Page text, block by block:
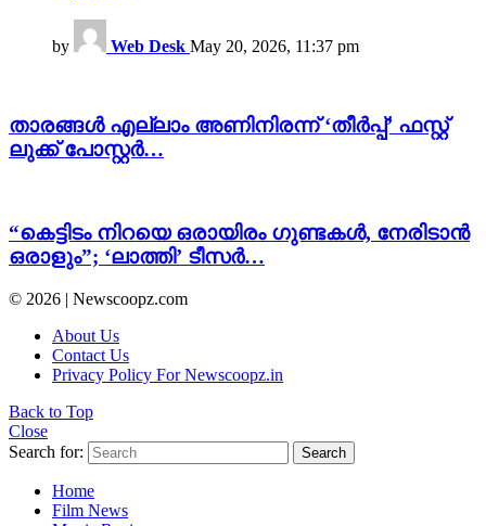
by Web Desk May 20, 2026, 11:37 pm
താരങ്ങൾ എല്ലാം അണിനിരന്ന് ‘തീർപ്പ്’ ഫസ്റ്റ്
ലുക്ക് പോസ്റ്റർ…
“കെട്ടിടം നിറയെ ഒരായിരം ഗുണ്ടകൾ, നേരിടാൻ
ഒരാളും”; ‘ലാത്തി’ ടീസർ…
© 2026 | Newscoopz.com
About Us
Contact Us
Privacy Policy For Newscoopz.in
Back to Top
Close
Search for:
Search
Home
Film News